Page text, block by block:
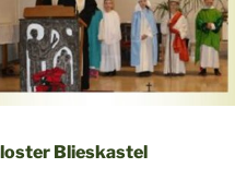
Blieskastel